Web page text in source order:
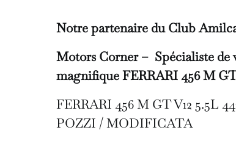
Notre partenaire du Club
Motors Corner – Spécialiste de
magnifique FERRARI 456 M GT
FERRARI 456 M GT V12 5.5L
POZZI / MODIFICATA